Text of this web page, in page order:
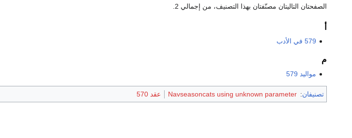
الصفحتان التاليتان مصنّفتان بهذا التصنيف، من إجمالي 2.
579 في الأدب
م
مواليد 579
تصنيفان:
Navseasoncats using unknown parameter عقد 570